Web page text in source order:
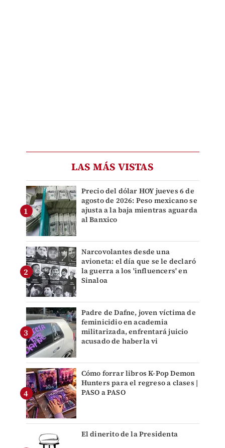
LAS MÁS VISTAS
Precio del dólar HOY jueves 6 de
agosto de 2026: Peso mexicano se
ajusta a la baja mientras aguarda
al Banxico
Narcovolantes desde una
avioneta: el día que se le declaró
la guerra a los 'influencers' en
Sinaloa
Padre de Dafne, joven víctima de
feminicidio en academia
militarizada, enfrentará juicio
acusado de haberla vi
Cómo forrar libros K-Pop Demon
Hunters para el regreso a clases |
PASO a PASO
El dinerito de la Presidenta